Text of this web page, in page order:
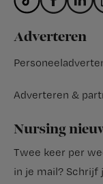
Adverteren
Adverteren &
Nursing
Twee keer per
in je mail? Schrijf